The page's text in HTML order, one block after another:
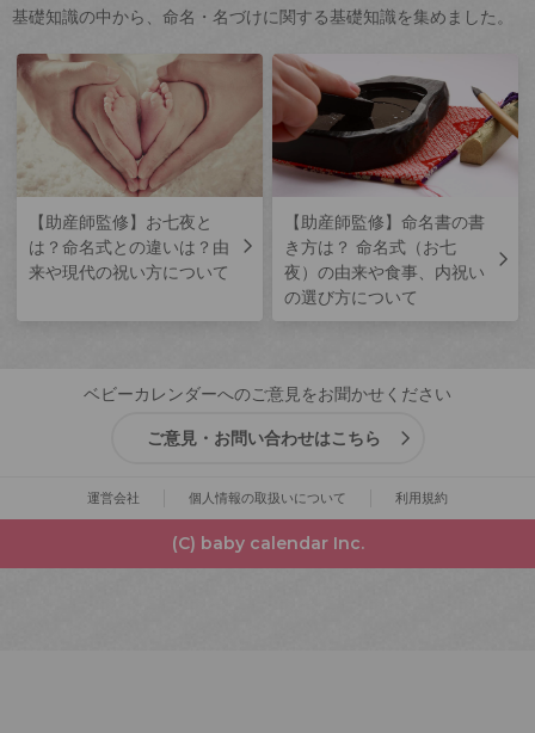
基礎知識の中から、命名・名づけに関する基礎知識を集めました。
【助産師監修】お七夜と
は？命名式との違いは？由
来や現代の祝い方について
【助産師監修】命名書の書
き方は？ 命名式（お七
夜）の由来や食事、内祝い
の選び方について
ベビーカレンダーへのご意見をお聞かせください
ご意見・お問い合わせはこちら
運営会社 個人情報の取扱いについて 利用規約
(C) baby calendar Inc.